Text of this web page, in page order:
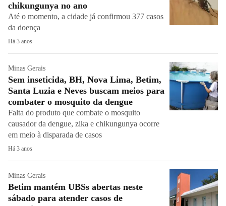
chikungunya no ano
Até o momento, a cidade já confirmou 377 casos
da doença
Há 3 anos
Minas Gerais
Sem inseticida, BH, Nova Lima, Betim,
Santa Luzia e Neves buscam meios para
combater o mosquito da dengue
Falta do produto que combate o mosquito
causador da dengue, zika e chikungunya ocorre
em meio à disparada de casos
Há 3 anos
Minas Gerais
Betim mantém UBSs abertas neste
sábado para atender casos de